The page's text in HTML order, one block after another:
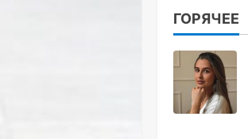
ГОРЯЧЕЕ